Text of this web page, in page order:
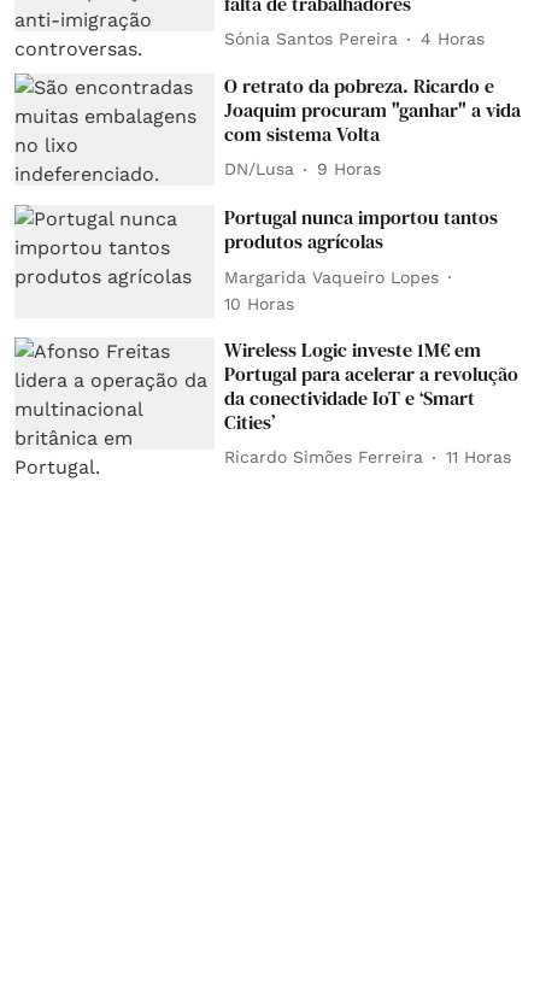
Sónia Santos Pereira 4 Horas
O retrato da pobreza. Ricardo e
Joaquim procuram "ganhar" a vida
com sistema Volta
DN/Lusa 9 Horas
Portugal nunca importou tantos
produtos agrícolas
Margarida Vaqueiro Lopes
10 Horas
Wireless Logic investe 1M€ em
Portugal para acelerar a revolução
da conectividade IoT e ‘Smart
Cities’
Ricardo Simões Ferreira 11 Horas